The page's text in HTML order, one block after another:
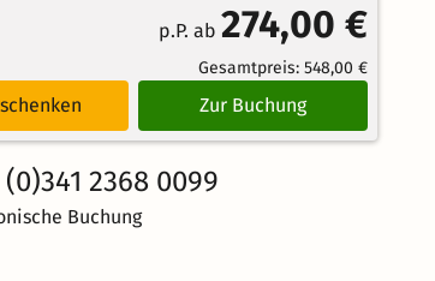
p.P. ab 274,00 €
Gesamtpreis: 548,00 €
Zur Buchung
(0)341 2368 0099
Buchung